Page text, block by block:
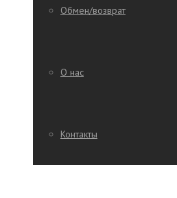
Обмен/возврат
О нас
Контакты